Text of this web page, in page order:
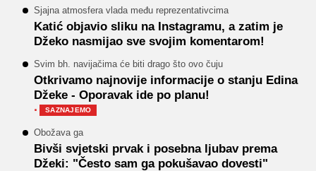
Sjajna atmosfera vlada među reprezentativcima
Katić objavio sliku na Instagramu, a zatim je
Džeko nasmijao sve svojim komentarom!
Svim bh. navijačima će biti drago što ovo čuju
Otkrivamo najnovije informacije o stanju Edina
Džeke - Oporavak ide po planu!
· SAZNAJEMO
Obožava ga
Bivši svjetski prvak i posebna ljubav prema
Džeki: "Često sam ga pokušavao dovesti"